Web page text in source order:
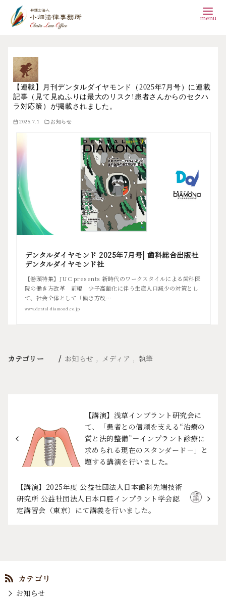
【連載】月刊デンタルダイヤモンド（2025年7月号）に連載
記事（見て見ぬふりは最大のリスク!患者さんからのセクハ
ラ対応策）が掲載されました。
2025.7.1 お知らせ
デンタルダイヤモンド 2025年7月号| 歯科総合出版社
デンタルダイヤモンド社
【巻頭特集】JUC presents 新時代のワークスタイルによる歯科医
院の働き方改革 前編 少子高齢化に伴う生産人口減少の対策とし
て、社会全体として「働き方改…
www.dental-diamond.co.jp
カテゴリー お知らせ メディア 執筆
【講演】浅草インプラント研究会に
て、「患者との信頼を支える“治療の
質と法的整備”－インプラント診療に
求められる現在のスタンダード－」と
題する講演を行いました。
【講演】2025年度 公益社団法人日本歯科先端技術
研究所 公益社団法人日本口腔インプラント学会認
定講習会（東京）にて講義を行いました。
お知らせ